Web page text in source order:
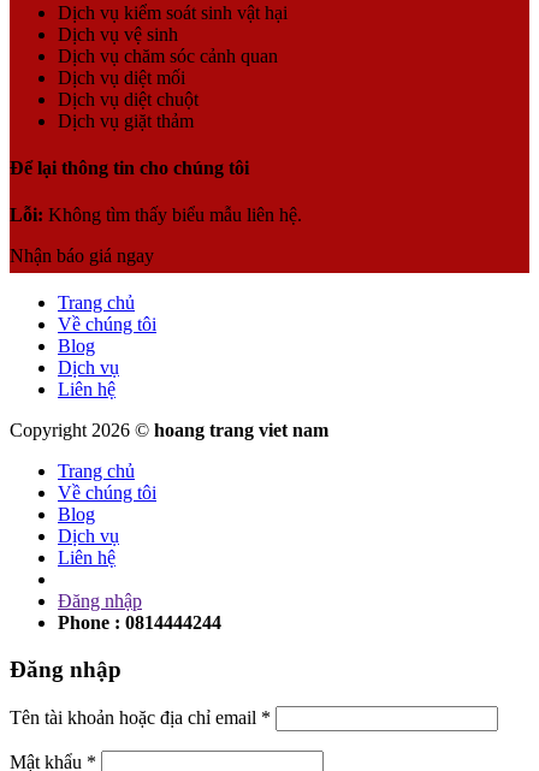
Dịch vụ kiểm soát sinh vật hại
Dịch vụ vệ sinh
Dịch vụ chăm sóc cảnh quan
Dịch vụ diệt mối
Dịch vụ diệt chuột
Dịch vụ giặt thảm
Để lại thông tin cho chúng tôi
Lỗi: Không tìm thấy biểu mẫu liên hệ.
Nhận báo giá ngay
Trang chủ
Về chúng tôi
Blog
Dịch vụ
Liên hệ
Copyright 2026 © hoang trang viet nam
Trang chủ
Về chúng tôi
Blog
Dịch vụ
Liên hệ
Đăng nhập
Phone : 0814444244
Đăng nhập
Tên tài khoản hoặc địa chỉ email *
Mật khẩu *